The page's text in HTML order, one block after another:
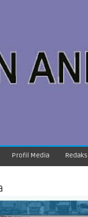
Profil Media